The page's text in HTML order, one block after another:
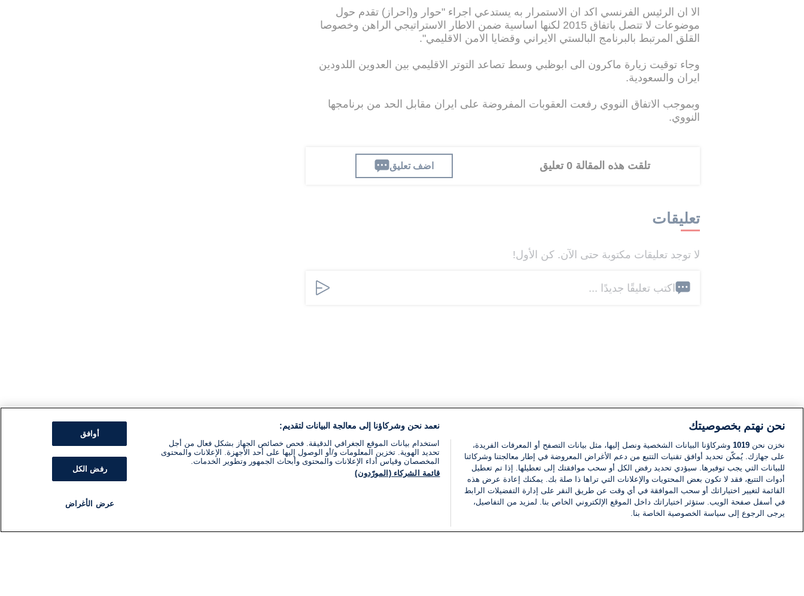
الا ان الرئيس الفرنسي اكد ان الاستمرار به يستدعي اجراء "حوار و(احراز) تقدم حول
موضوعات لا تتصل باتفاق 2015 لكنها اساسية ضمن الاطار الاستراتيجي الراهن وخصوصا
القلق المرتبط بالبرنامج البالستي الايراني وقضايا الامن الاقليمي".
وجاء توقيت زيارة ماكرون الى ابوظبي وسط تصاعد التوتر الاقليمي بين العدوين اللدودين
ايران والسعودية.
وبموجب الاتفاق النووي رفعت العقوبات المفروضة على ايران مقابل الحد من برنامجها
النووي.
تلقت هذه المقالة 0 تعليق اضف تعليق
تعليقات
لا توجد تعليقات مكتوبة حتى الآن. كن الأول!
اكتب تعليقًا جديدًا ...
نحن نهتم بخصوصيتك
نخزن نحن 1019 وشركاؤنا البيانات الشخصية ونصل إليها، مثل بيانات التصفح أو المعرفات الفريدة،
على جهازك. يُمكّن تحديد أوافق تقنيات التتبع من دعم الأغراض المعروضة في إطار معالجتنا وشركائنا
للبيانات التي يجب توفيرها. سيؤدي تحديد رفض الكل أو سحب موافقتك إلى تعطيلها. إذا تم تعطيل
أدوات التتبع، فقد لا تكون بعض المحتويات والإعلانات التي تراها ذا صلة بك. يمكنك إعادة عرض هذه
القائمة لتغيير اختياراتك أو سحب الموافقة في أي وقت عن طريق النقر على إدارة التفضيلات الرابط
في أسفل صفحة الويب. ستؤثر اختياراتك داخل الموقع الإلكتروني الخاص بنا. لمزيد من التفاصيل،
يرجى الرجوع إلى سياسة الخصوصية الخاصة بنا.
نعمد نحن وشركاؤنا إلى معالجة البيانات لتقديم:
استخدام بيانات الموقع الجغرافي الدقيقة. فحص خصائص الجهاز بشكل فعال من أجل
تحديد الهوية. تخزين المعلومات و/أو الوصول إليها على أحد الأجهزة. الإعلانات والمحتوى
المخصصان وقياس أداء الإعلانات والمحتوى وأبحاث الجمهور وتطوير الخدمات.
قائمة الشركاء (المورّدون)
أوافق
رفض الكل
عرض الأغراض